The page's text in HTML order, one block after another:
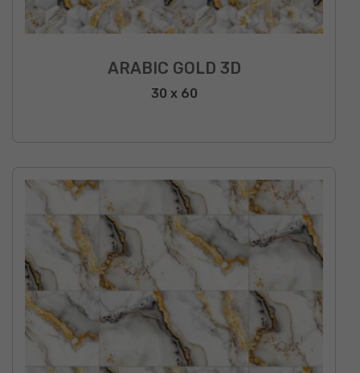
ARABIC GOLD 3D
30 x 60